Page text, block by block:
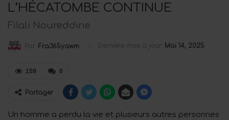
L’HÉCATOMBE CONTINUE
Filali Noureddine
Par Fra365yawm Dernière mise à jour Mai 14, 2025
0
159
Partager
Un homme a perdu la vie et plusieurs autres personnes